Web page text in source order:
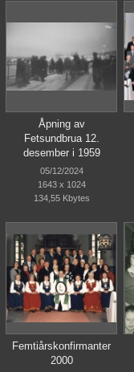
Åpning av
Fetsundbrua 12.
desember i 1959
05/12/2024
1643 x 1024
134,55 Kbytes
Femtiårskonfirmanter
2000